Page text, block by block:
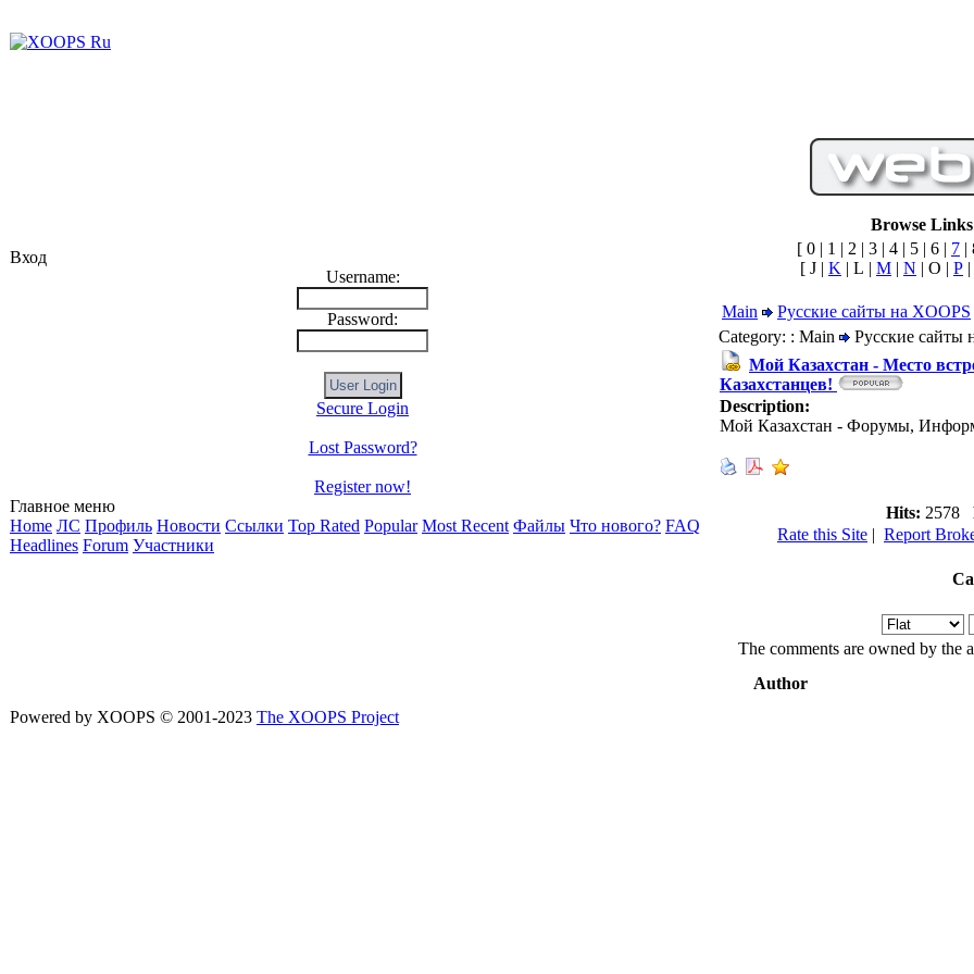
Вход
Username:
Password:
Secure Login
Lost Password?
Register now!
Главное меню
Home ЛС Профиль Новости Ссылки Top Rated Popular Most Recent Файлы Что нового? FAQ
Headlines Forum Участники
Browse
[ 0 | 1 | 2 | 3 | 4 | 5 | 6 | 7 |
[ J | K | L | M | N | O | P
Main
Русские сайты на XOOPS
Category: : Main
Русские сайты
Мой Казахстан - Место
Казахстанцев!
Description:
Мой Казахстан - Форумы,
Hits: 2578
Rate this Site | Report
The comments are owned by the
Author
Powered by XOOPS © 2001-2023 The XOOPS Project